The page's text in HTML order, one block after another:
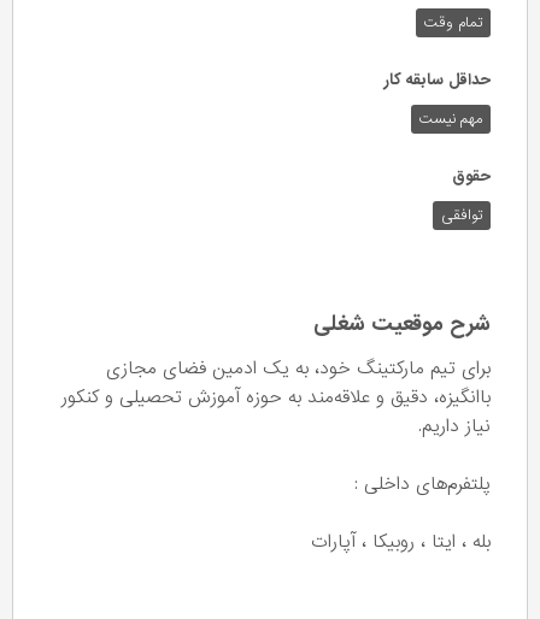
تمام وقت
حداقل سابقه کار
مهم نیست
حقوق
توافقی
شرح موقعیت شغلی
برای تیم مارکتینگ خود، به یک ادمین فضای مجازی
باانگیزه، دقیق و علاقه‌مند به حوزه آموزش تحصیلی و کنکور
نیاز داریم.
پلتفرم‌های داخلی :
بله ، ایتا ، روبیکا ، آپارات